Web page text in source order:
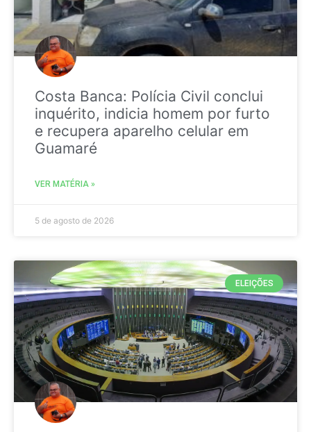
Costa Banca: Polícia Civil conclui
inquérito, indicia homem por furto
e recupera aparelho celular em
Guamaré
VER MATÉRIA »
5 de agosto de 2026
ELEIÇÕES